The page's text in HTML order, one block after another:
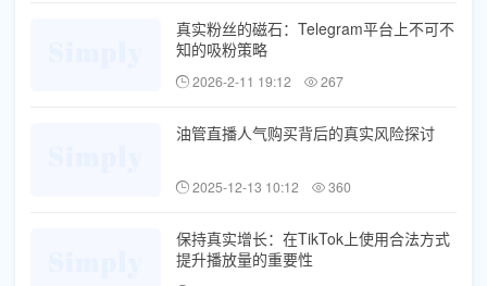
真实粉丝的磁石：Telegram平台上不可不
知的吸粉策略
2026-2-11 19:12 267
油管直播人气购买背后的真实风险探讨
2025-12-13 10:12 360
保持真实增长：在TikTok上使用合法方式
提升播放量的重要性